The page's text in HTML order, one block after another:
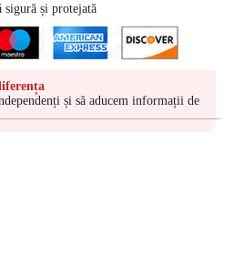
sigură și protejată
și să aducem informații de